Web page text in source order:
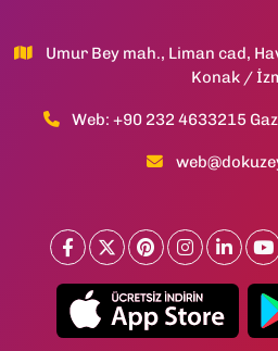
Umur Bey mah., Liman cad,
Konak /
Web: +90 232 4633215